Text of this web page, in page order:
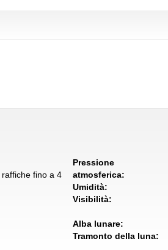
fino a 4
Pressione
atmosferica:
Umidità:
Visibilità:
Alba lunare:
Tramonto della luna: